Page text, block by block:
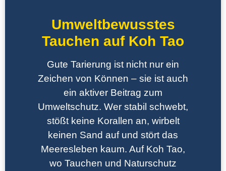
Umweltbewusstes
Tauchen auf Koh Tao
Gute Tarierung ist nicht nur ein
Zeichen von Können – sie ist auch
ein aktiver Beitrag zum
Umweltschutz. Wer stabil schwebt,
stößt keine Korallen an, wirbelt
keinen Sand auf und stört das
Meeresleben kaum. Auf Koh Tao,
wo Tauchen und Naturschutz